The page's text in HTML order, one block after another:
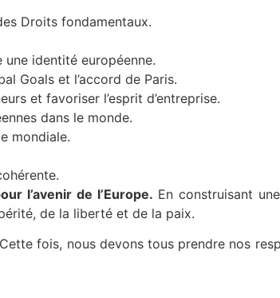
Droits fondamentaux.
identité européenne.
Goals et l’accord de Paris.
et favoriser l’esprit d’entreprise.
dans le monde.
mondiale.
l’avenir de l’Europe. En construisant
de la liberté et de la paix.
fois, nous devons tous prendre nos